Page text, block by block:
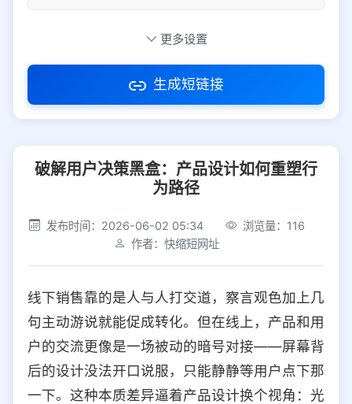
访问密码
社交平台 电商平台
选择防红平台类型，避免链接被拦截
平台设置
iOS Android PC 其他
选择允许访问的平台类型
更多设置
生成短链接
破解用户决策黑盒：产品设计如何重塑行
为路径
发布时间：2026-06-02 05:34
浏览量：116
作者：快缩短网址
线下销售靠的是人与人打交道，察言观色加上几
句主动游说就能促成转化。但在线上，产品和用
户的交流更像是一场被动的暗号对接——屏幕背
后的设计没法开口说服，只能静静等用户点下那
一下。这种本质差异逼着产品设计换个视角：光